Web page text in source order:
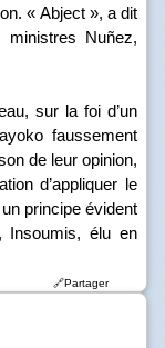
« Abject », a dit
Nuñez,
sur la foi d’un
faussement
de leur opinion,
d’appliquer le
principe évident
Insoumis, élu en
🔗Partager